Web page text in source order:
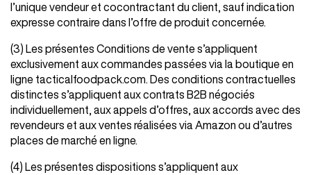
l’unique vendeur et cocontractant du client, sauf indication
expresse contraire dans l’offre de produit concernée.
(3) Les présentes Conditions de vente s’appliquent
exclusivement aux commandes passées via la boutique en
ligne tacticalfoodpack.com. Des conditions contractuelles
distinctes s’appliquent aux contrats B2B négociés
individuellement, aux appels d’offres, aux accords avec des
revendeurs et aux ventes réalisées via Amazon ou d’autres
places de marché en ligne.
(4) Les présentes dispositions s’appliquent aux